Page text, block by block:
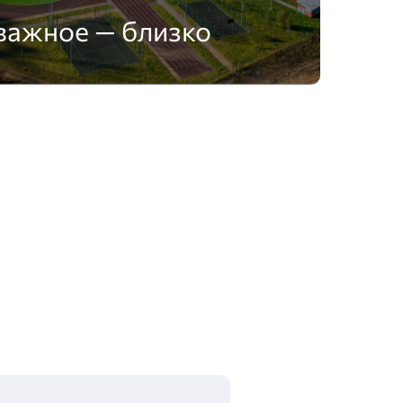
— близко